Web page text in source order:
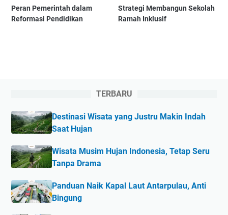
Peran Pemerintah dalam
Reformasi Pendidikan
Strategi Membangun Sekolah
Ramah Inklusif
TERBARU
Destinasi Wisata yang Justru Makin Indah
Saat Hujan
Wisata Musim Hujan Indonesia, Tetap Seru
Tanpa Drama
Panduan Naik Kapal Laut Antarpulau, Anti
Bingung